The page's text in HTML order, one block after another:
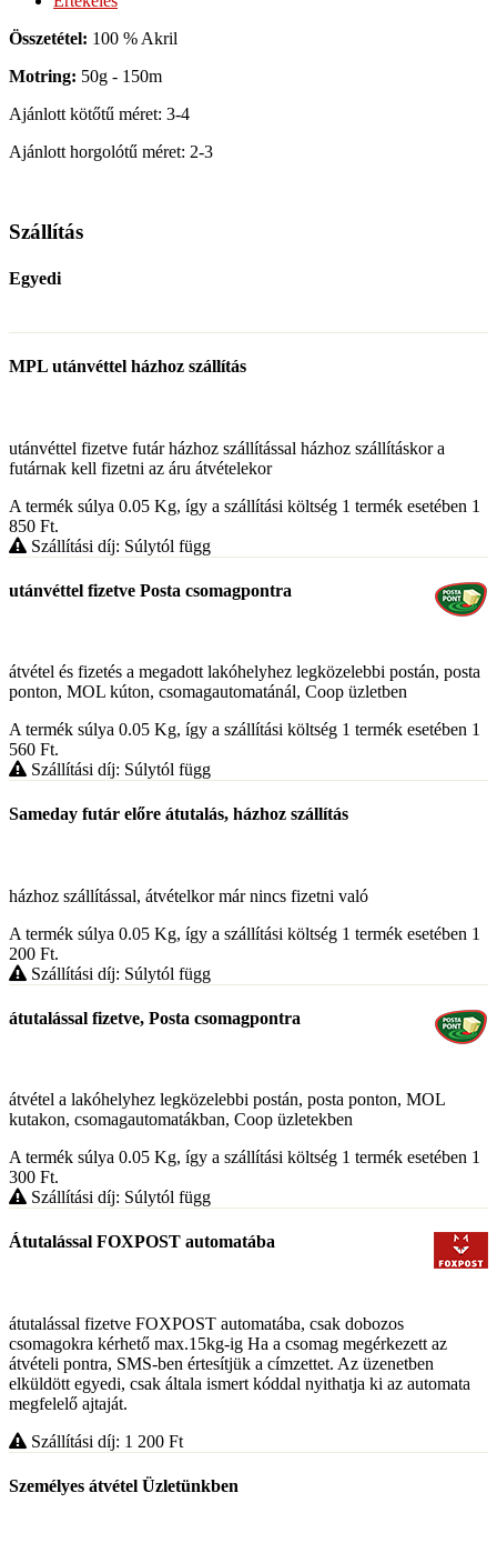
Összetétel: 100 % Akril
Motring: 50g - 150m
Ajánlott kötőtű méret: 3-4
Ajánlott horgolótű méret: 2-3
Szállítás
Egyedi
MPL utánvéttel házhoz szállítás
utánvéttel fizetve futár házhoz szállítással házhoz szállításkor a
futárnak kell fizetni az áru átvételekor
A termék súlya 0.05 Kg, így a szállítási költség 1 termék esetében 1
850 Ft.
Szállítási díj: Súlytól függ
utánvéttel fizetve Posta csomagpontra
átvétel és fizetés a megadott lakóhelyhez legközelebbi postán, posta
ponton, MOL kúton, csomagautomatánál, Coop üzletben
A termék súlya 0.05 Kg, így a szállítási költség 1 termék esetében 1
560 Ft.
Szállítási díj: Súlytól függ
Sameday futár előre átutalás, házhoz szállítás
házhoz szállítással, átvételkor már nincs fizetni való
A termék súlya 0.05 Kg, így a szállítási költség 1 termék esetében 1
200 Ft.
Szállítási díj: Súlytól függ
átutalással fizetve, Posta csomagpontra
átvétel a lakóhelyhez legközelebbi postán, posta ponton, MOL
kutakon, csomagautomatákban, Coop üzletekben
A termék súlya 0.05 Kg, így a szállítási költség 1 termék esetében 1
300 Ft.
Szállítási díj: Súlytól függ
Átutalással FOXPOST automatába
átutalással fizetve FOXPOST automatába, csak dobozos
csomagokra kérhető max.15kg-ig Ha a csomag megérkezett az
átvételi pontra, SMS-ben értesítjük a címzettet. Az üzenetben
elküldött egyedi, csak általa ismert kóddal nyithatja ki az automata
megfelelő ajtaját.
Szállítási díj: 1 200 Ft
Személyes átvétel Üzletünkben